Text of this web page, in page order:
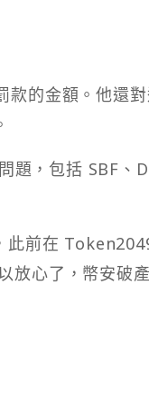
款的金額。他還
題，包括 SBF、
此前在
放心了，幣安破